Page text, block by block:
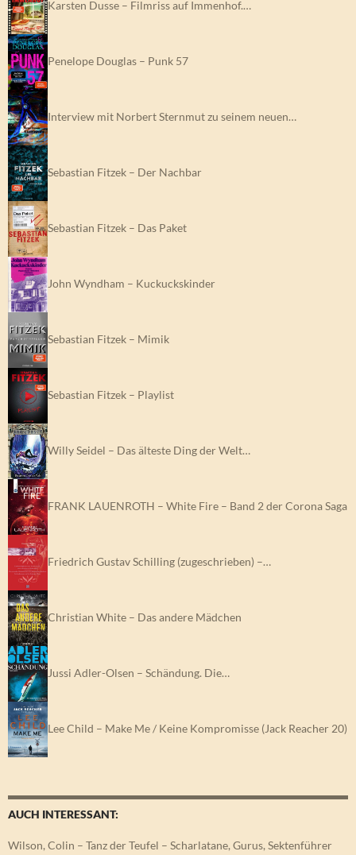
Karsten Dusse – Filmriss auf Immenhof.…
Penelope Douglas – Punk 57
Interview mit Norbert Sternmut zu seinem neuen…
Sebastian Fitzek – Der Nachbar
Sebastian Fitzek – Das Paket
John Wyndham – Kuckuckskinder
Sebastian Fitzek – Mimik
Sebastian Fitzek – Playlist
Willy Seidel – Das älteste Ding der Welt…
FRANK LAUENROTH – White Fire – Band 2 der Corona Saga
Friedrich Gustav Schilling (zugeschrieben) –…
Christian White – Das andere Mädchen
Jussi Adler-Olsen – Schändung. Die…
Lee Child – Make Me / Keine Kompromisse (Jack Reacher 20)
AUCH INTERESSANT:
Wilson, Colin – Tanz der Teufel – Scharlatane, Gurus, Sektenführer